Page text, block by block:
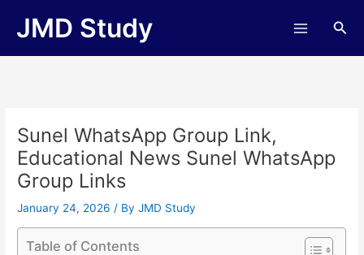
JMD Study
Sunel WhatsApp Group Link,
Educational News Sunel WhatsApp
Group Links
January 24, 2026/ ByJMD Study
Table of Contents